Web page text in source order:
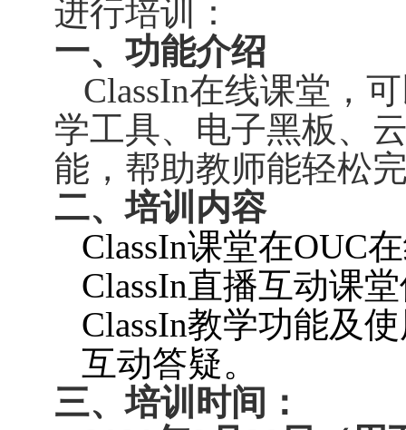
进行培训：
一、功能介绍
ClassIn在线课堂，
学工具、电子黑板、
能，帮助教师能轻松
二、培训内容
ClassIn课堂在OUC
ClassIn直播互动课
ClassIn教学功能及
互动答疑。
三、培训时间：